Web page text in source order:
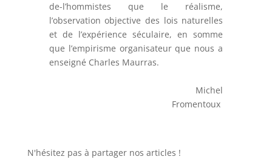
de-l’hommistes que le réalisme,
l’observation objective des lois naturelles
et de l’expérience séculaire, en somme
que l’empirisme organisateur que nous a
enseigné Charles Maurras.
Michel
Fromentoux
N'hésitez pas à partager nos articles !